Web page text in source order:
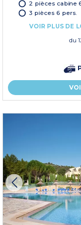
2 pièces cabine
3 pièces 6 pers.
VOIR PLUS DE
du